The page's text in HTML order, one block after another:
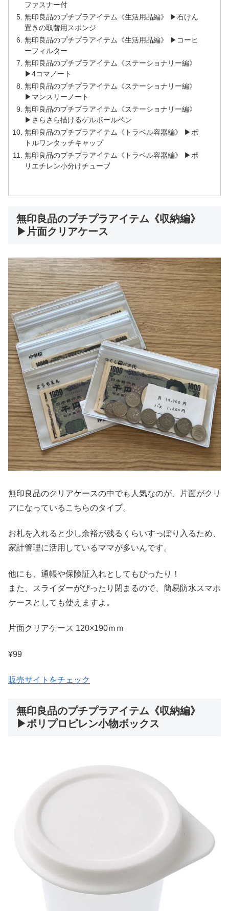
ファスナー付
無印良品のプチプラアイテム《生活用品編》 ▶石けん
置きの取替用スポンジ
無印良品のプチプラアイテム《生活用品編》 ▶コーヒ
ーフィルター
無印良品のプチプラアイテム《ステーショナリー編》
▶4コマノート
無印良品のプチプラアイテム《ステーショナリー編》
▶マンスリーノート
無印良品のプチプラアイテム《ステーショナリー編》
▶さらさら描けるゲルボールペン
無印良品のプチプラアイテム《トラベル容器編》 ▶ボ
トルワンタッチキャップ
無印良品のプチプラアイテム《トラベル容器編》 ▶ポ
リエチレン小分けチューブ
無印良品のプチプラアイテム《収納編》
▶片面クリアケース
無印良品のクリアケースの中でも人気なのが、片面がクリ
アになっているこちらのタイプ。
お札を入れると少し余裕が残るくらいすっぽり入るため、
家計管理に活用しているママが多いんです。
他にも、通帳や保険証入れとしてもぴったり！
また、スライダーがぴったり閉まるので、簡易防水スマホ
ケースとしても使えますよ。
片面クリアケース 120×190ｍｍ
¥99
販売サイトをチェック
無印良品のプチプラアイテム《収納編》
▶ポリプロピレン小物ボックス